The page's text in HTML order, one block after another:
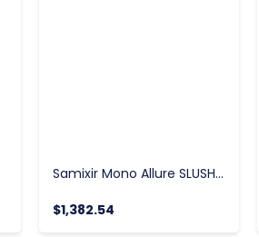
Samixir Mono Allure SLUSH12.BA Buzlaş Makinesi Siyah 12 Lt.
$1,382.54